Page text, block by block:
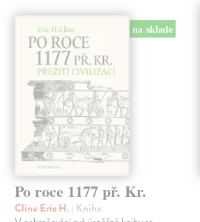
na sklade
Po roce 1177 př. Kr.
Cline Eric H. | Kniha